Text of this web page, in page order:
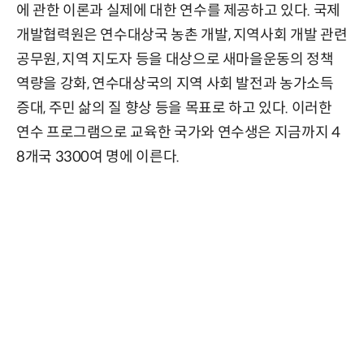
에 관한 이론과 실제에 대한 연수를 제공하고 있다. 국제
개발협력원은 연수대상국 농촌 개발, 지역사회 개발 관련
공무원, 지역 지도자 등을 대상으로 새마을운동의 정책
역량을 강화, 연수대상국의 지역 사회 발전과 농가소득
증대, 주민 삶의 질 향상 등을 목표로 하고 있다. 이러한
연수 프로그램으로 교육한 국가와 연수생은 지금까지 4
8개국 3300여 명에 이른다.